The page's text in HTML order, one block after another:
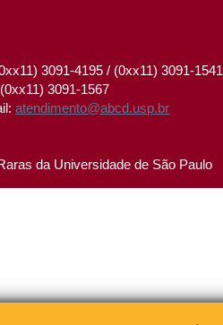
3091-4195 / (0xx11) 3091-1541
3091-1567
atendimento@abcd.usp.br
da Universidade de São Paulo